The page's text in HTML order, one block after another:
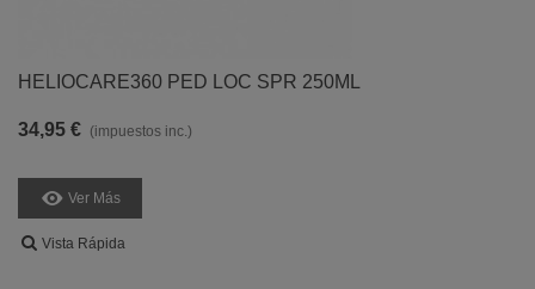
HELIOCARE360 PED LOC SPR 250ML
34,95 € (impuestos inc.)
Ver Más
Vista Rápida